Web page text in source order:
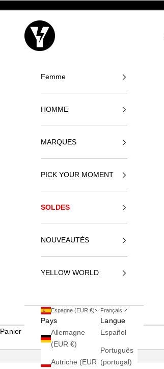
Yellowshop
Femme
HOMME
MARQUES
PICK YOUR MOMENT
SOLDES
NOUVEAUTÉS
YELLOW WORLD
Espagne (EUR €)
Pays
Allemagne
(EUR €)
Autriche (EUR
Français
Langue
Español
Português
(portugal)
Panier